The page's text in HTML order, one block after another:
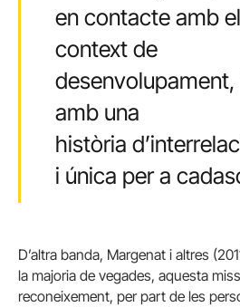
en contacte amb
context de
desenvolupament,
amb una
història
i única per a
D’altra banda, Margenat i altres
la majoria de vegades, aquesta
reconeixement, per part de les